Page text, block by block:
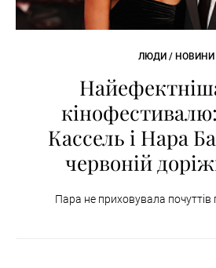
ЛЮДИ / НОВИНИ
Кассель і Нара
червоній
Пара не приховувала